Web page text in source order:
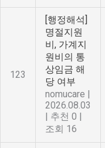
123
[행정해석]
명절지원
비, 가계지
원비의 통
상임금 해
당 여부
nomucare |
2026.08.03
| 추천 0 |
조회 16